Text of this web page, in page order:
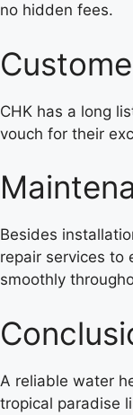
no hidden fees.
CHK has a long
vouch for their
Besides
repair services to
smoothly
A reliable water
tropical paradise